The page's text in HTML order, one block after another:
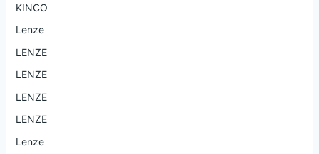
KINCO
Lenze
LENZE
LENZE
LENZE
LENZE
Lenze